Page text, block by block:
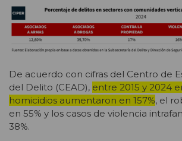
De acuerdo con cifras del Centro de
del Delito (CEAD), entre 2015 y 2024
homicidios aumentaron en 157%, el
en 55% y los casos de violencia
38%.